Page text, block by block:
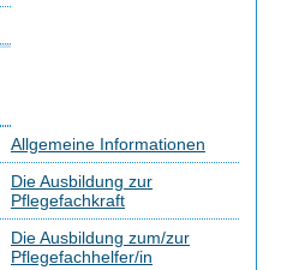
Allgemeine Informationen
Die Ausbildung zur
Pflegefachkraft
Die Ausbildung zum/zur
Pflegefachhelfer/in